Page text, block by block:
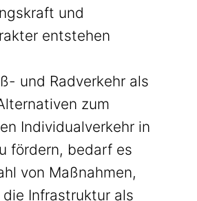
und
entstehen
und Radverkehr als
zum
Individualverkehr in
fördern, bedarf es
von Maßnahmen,
Infrastruktur als